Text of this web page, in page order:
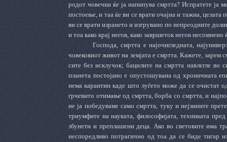
родот човечки ќе ја напипува смртта? Испратете ја
постоење, и таа ќе ви се врати очајна и тажна, целата
ви се врати изрането и изгрувано по непреодните
и тоа како крај негов, како завршеток негов несомнено
Господа, смртта е најочигледната,
човековиот живот на земјата е смртта. Кажете, зарем
сите без исклучок; бацилите на смртта навлегле
планета постојано е опустошувана од хроничната
нема карантин каде што луѓето може да се очистат
грчевито отимање од смртта, борба со смртта, и
не ја победуваме само смртта, туку и нејзините
триумфите на науката, философијата, техниката
збунети и преплашени деца. Ако во световите има
неспоредливо потрагично од тоа да се биде тигар